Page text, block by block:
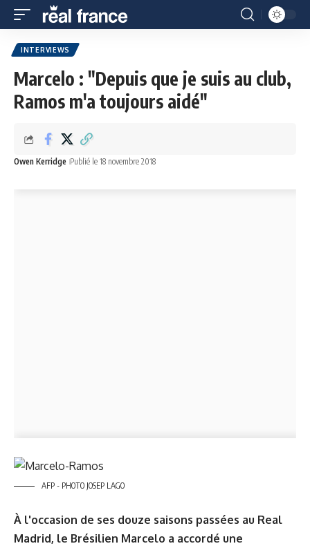
INTERVIEWS
Marcelo : "Depuis que je suis au club,
Ramos m'a toujours aidé"
Owen Kerridge Publié le 18 novembre 2018
AFP - PHOTO JOSEP LAGO
À l'occasion de ses douze saisons passées au Real
Madrid, le Brésilien Marcelo a accordé une